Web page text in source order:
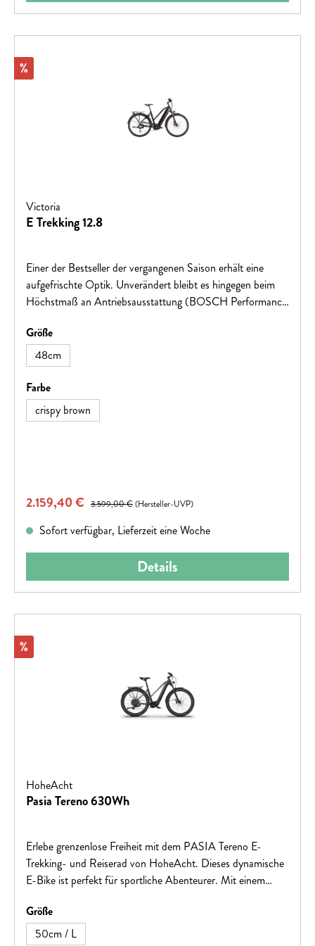
Rabatt
%
Victoria
E Trekking 12.8
Einer der Bestseller der vergangenen Saison erhält eine
aufgefrischte Optik. Unverändert bleibt es hingegen beim
Höchstmaß an Antriebsausstattung (BOSCH Performance
Größeauswählen
48cm
Farbeauswählen
crispy brown
Verkaufspreis:
2.159,40 € Regulärer Preis:
3.599,00 €(Hersteller-UVP)
Sofort verfügbar, Lieferzeit eine Woche
Details
Rabatt
%
HoheAcht
Pasia Tereno 630Wh
Erlebe grenzenlose Freiheit mit dem PASIA Tereno E-
Trekking- und Reiserad von HoheAcht. Dieses dynamische
E-Bike ist perfekt für sportliche Abenteurer. Mit einem
Bremsen und einer SR Suntour MOBIE25-AIR Federgabel
bietet es volle Kontrolle und Komfort auf jedem Terrain. Der
Größeauswählen
50cm / L